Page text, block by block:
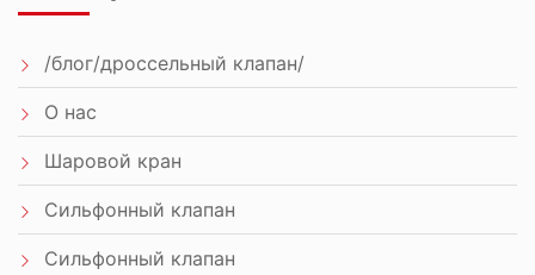
/блог/дроссельный клапан/
О нас
Шаровой кран
Сильфонный клапан
Сильфонный клапан